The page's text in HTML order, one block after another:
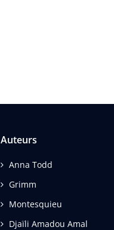
Auteurs
Anna Todd
Grimm
Montesquieu
Djaïli Amadou Amal